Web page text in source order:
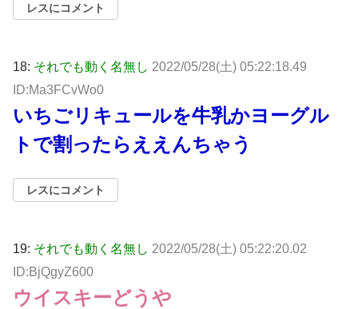
レスにコメント
18: それでも動く名無し 2022/05/28(土) 05:22:18.49
ID:Ma3FCvWo0
いちごリキュールを牛乳かヨーグル
トで割ったらええんちゃう
レスにコメント
19: それでも動く名無し 2022/05/28(土) 05:22:20.02
ID:BjQgyZ600
ウイスキーどうや